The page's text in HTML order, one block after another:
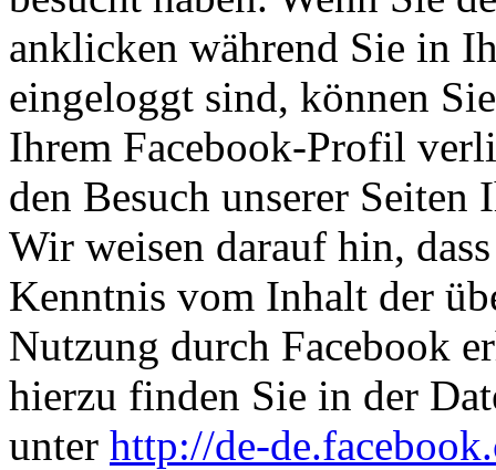
anklicken während Sie in
eingeloggt sind, können
Ihrem Facebook-Profil
den Besuch unserer
Wir weisen darauf hin,
Kenntnis vom Inhalt der
Nutzung durch Facebook
hierzu finden Sie in der
unter http://de-